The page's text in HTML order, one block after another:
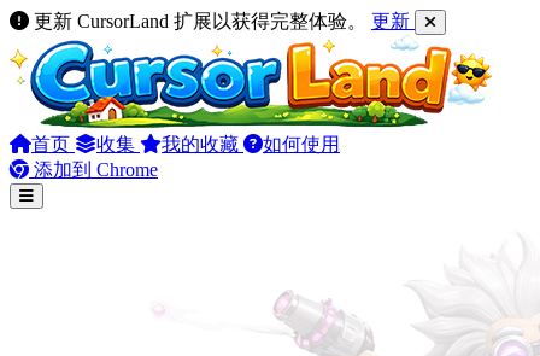
更新 CursorLand 扩展以获得完整体验。 更新
首页 收集 我的收藏
如何使用
添加到 Chrome